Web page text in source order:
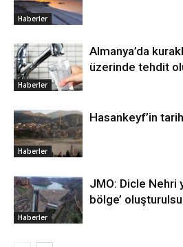
Haberler
Haberler
Almanya’da
üzerinde tehdit
Haberler
Hasankeyf’in
Haberler
JMO: Dicle Nehri
bölge’